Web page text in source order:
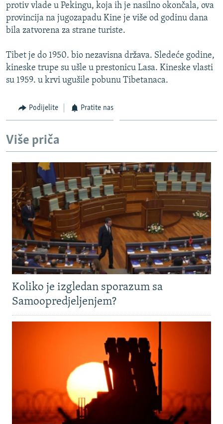
POST SCRIPTUM
MOJA EVROPA
SVE KARTE DEJTONA
NASTANAK I RASPAD JUGOSLAVIJE
protiv vlade u Pekingu, koja ih je nasilno okončala, ova
provincija na jugozapadu Kine je više od godinu dana
bila zatvorena za strane turiste.
Tibet je do 1950. bio nezavisna država. Sledeće godine,
kineske trupe su ušle u prestonicu Lasa. Kineske vlasti
su 1959. u krvi ugušile pobunu Tibetanaca.
Podijelite Pratite nas
Više priča
Koliko je izgledan sporazum sa
Samoopredjeljenjem?